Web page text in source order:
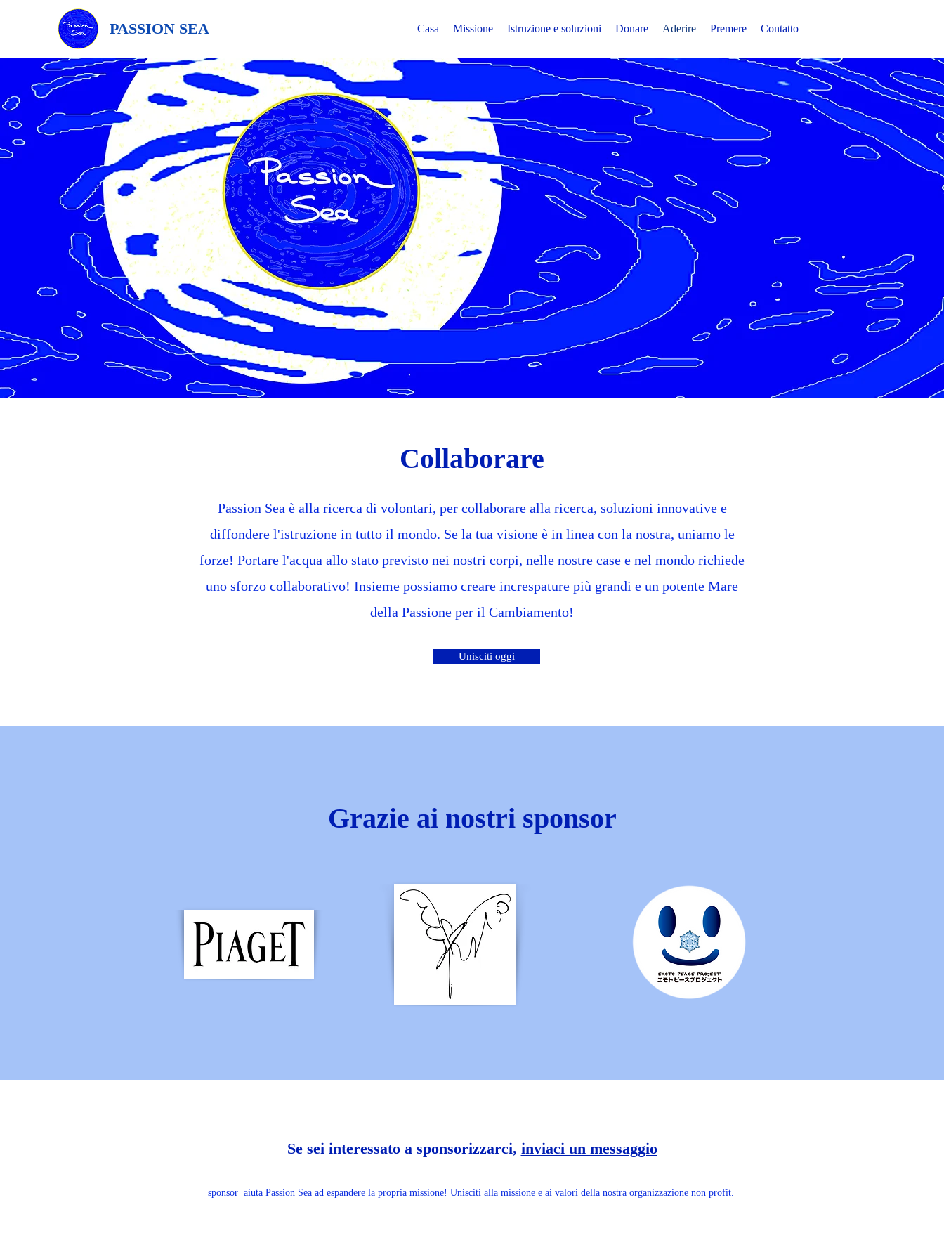
PASSION SEA Casa Missione Istruzione e soluzioni Donare Aderire Premere Contatto
Collaborare
Passion Sea è alla ricerca di volontari, per collaborare alla ricerca, soluzioni innovative e
diffondere l'istruzione in tutto il mondo. Se la tua visione è in linea con la nostra, uniamo le
forze! Portare l'acqua allo stato previsto nei nostri corpi, nelle nostre case e nel mondo richiede
uno sforzo collaborativo! Insieme possiamo creare increspature più grandi e un potente Mare
della Passione per il Cambiamento!
Unisciti oggi
Grazie ai nostri sponsor
Se sei interessato a sponsorizzarci, inviaci un messaggio
sponsor aiuta Passion Sea ad espandere la propria missione! Unisciti alla missione e ai valori della nostra organizzazione non profit.